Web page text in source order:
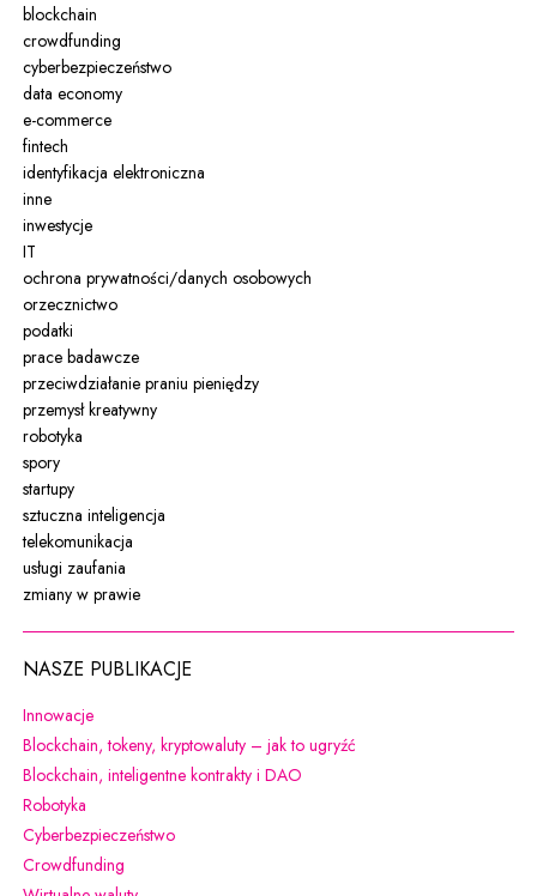
blockchain
crowdfunding
cyberbezpieczeństwo
data economy
e-commerce
fintech
identyfikacja elektroniczna
inne
inwestycje
IT
ochrona prywatności/danych osobowych
orzecznictwo
podatki
prace badawcze
przeciwdziałanie praniu pieniędzy
przemysł kreatywny
robotyka
spory
startupy
sztuczna inteligencja
telekomunikacja
usługi zaufania
zmiany w prawie
NASZE PUBLIKACJE
InnowacjeUwaga, link zostanie otwarty w nowym oknie
Blockchain, tokeny, kryptowaluty – jak to ugryźć
Blockchain, inteligentne kontrakty i DAO
Robotyka
CyberbezpieczeństwoUwaga, link zostanie otwarty w nowym oknie
Crowdfunding